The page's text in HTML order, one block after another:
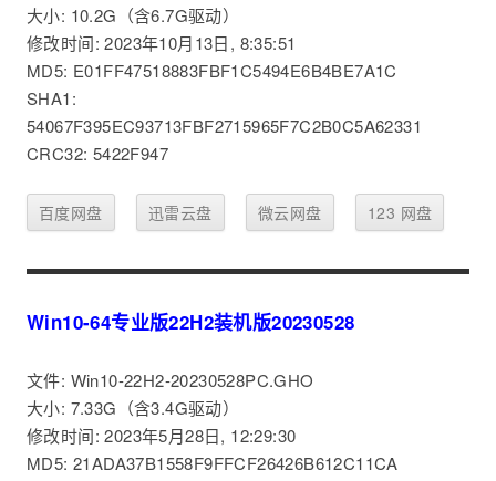
大小: 10.2G（含6.7G驱动）
修改时间: 2023年10月13日, 8:35:51
MD5: E01FF47518883FBF1C5494E6B4BE7A1C
SHA1:
54067F395EC93713FBF2715965F7C2B0C5A62331
CRC32: 5422F947
百度网盘 迅雷云盘 微云网盘 123 网盘
Win10-64专业版22H2装机版20230528
文件: Win10-22H2-20230528PC.GHO
大小: 7.33G（含3.4G驱动）
修改时间: 2023年5月28日, 12:29:30
MD5: 21ADA37B1558F9FFCF26426B612C11CA